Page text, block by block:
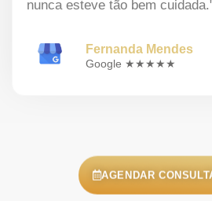
nunca esteve tão bem
Fernanda Mendes
Google ★★★★★
AGENDAR